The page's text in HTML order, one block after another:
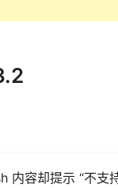
容却提示 “不支